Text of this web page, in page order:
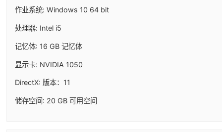
作业系统: Windows 10 64 bit
处理器: Intel i5
记忆体: 16 GB 记忆体
显示卡: NVIDIA 1050
DirectX: 版本：11
储存空间: 20 GB 可用空间